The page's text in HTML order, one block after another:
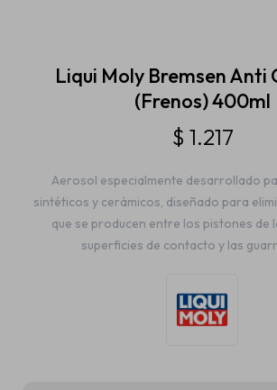
Liqui Moly Bremsen Anti
(Frenos) 400ml
$ 1.217
Aerosol especialmente desarrollado
sintéticos y cerámicos, diseñado para
que se producen entre los pistones de
superficies de contacto y las
Accesorios
Servicios